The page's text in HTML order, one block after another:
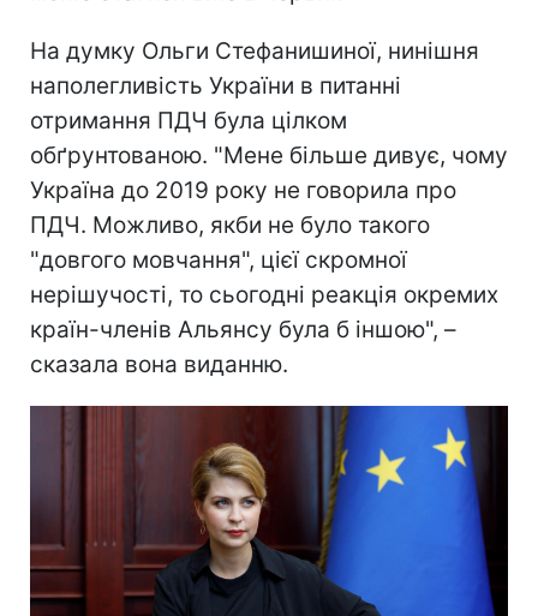
На думку Ольги Стефанишиної, нинішня
наполегливість України в питанні
отримання ПДЧ була цілком
обґрунтованою. "Мене більше дивує, чому
Україна до 2019 року не говорила про
ПДЧ. Можливо, якби не було такого
"довгого мовчання", цієї скромної
нерішучості, то сьогодні реакція окремих
країн-членів Альянсу була б іншою", –
сказала вона виданню.